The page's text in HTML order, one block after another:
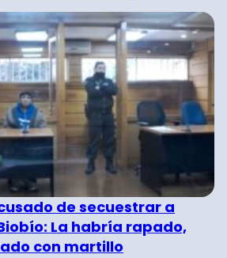
de secuestrar a
La habría rapado,
con martillo